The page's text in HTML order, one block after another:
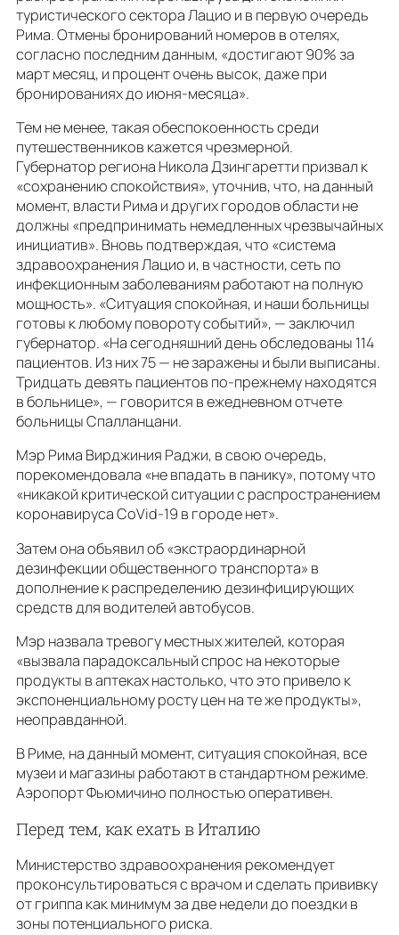
туристического сектора Лацио и в первую очередь
Рима. Отмены бронирований номеров в отелях,
согласно последним данным, «достигают 90% за
март месяц, и процент очень высок, даже при
бронированиях до июня-месяца».
Тем не менее, такая обеспокоенность среди
путешественников кажется чрезмерной.
Губернатор региона Никола Дзингаретти призвал к
«сохранению спокойствия», уточнив, что, на данный
момент, власти Рима и других городов области не
должны «предпринимать немедленных чрезвычайных
инициатив». Вновь подтверждая, что «система
здравоохранения Лацио и, в частности, сеть по
инфекционным заболеваниям работают на полную
мощность». «Ситуация спокойная, и наши больницы
готовы к любому повороту событий», — заключил
губернатор. «На сегодняшний день обследованы 114
пациентов. Из них 75 — не заражены и были выписаны.
Тридцать девять пациентов по-прежнему находятся
в больнице», — говорится в ежедневном отчете
больницы Спалланцани.
Мэр Рима Вирджиния Раджи, в свою очередь,
порекомендовала «не впадать в панику», потому что
«никакой критической ситуации с распространением
коронавируса CoVid-19 в городе нет».
Затем она объявил об «экстраординарной
дезинфекции общественного транспорта» в
дополнение к распределению дезинфицирующих
средств для водителей автобусов.
Мэр назвала тревогу местных жителей, которая
«вызвала парадоксальный спрос на некоторые
продукты в аптеках настолько, что это привело к
экспоненциальному росту цен на те же продукты»,
неоправданной.
В Риме, на данный момент, ситуация спокойная, все
музеи и магазины работают в стандартном режиме.
Аэропорт Фьюмичино полностью оперативен.
Перед тем, как ехать в Италию
Министерство здравоохранения рекомендует
проконсультироваться с врачом и сделать прививку
от гриппа как минимум за две недели до поездки в
зоны потенциального риска.